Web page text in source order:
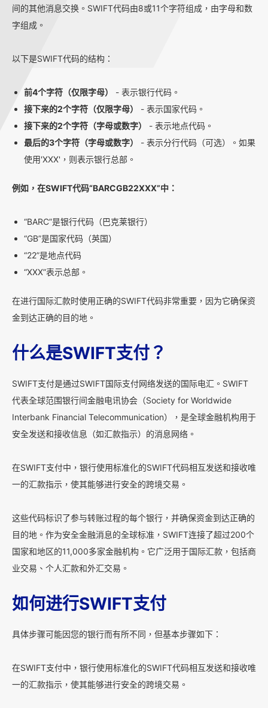
间的其他消息交换。SWIFT代码由8或11个字符组成，由字母和数
字组成。
以下是SWIFT代码的结构：
前4个字符（仅限字母）
- 表示银行代码。
接下来的2个字符（仅限字母）
- 表示国家代码。
接下来的2个字符（字母或数字）
- 表示地点代码。
最后的3个字符（字母或数字）
- 表示分行代码（可选）。如果
使用'XXX'，则表示银行总部。
例如，在SWIFT代码“BARCGB22XXX”中：
“BARC”是银行代码（巴克莱银行）
“GB”是国家代码（英国）
“22”是地点代码
“XXX”表示总部。
在进行国际汇款时使用正确的SWIFT代码非常重要，因为它确保资
金到达正确的目的地。
什么是SWIFT支付？
SWIFT支付是通过SWIFT国际支付网络发送的国际电汇。SWIFT
代表全球范围银行间金融电讯协会（Society for Worldwide
Interbank Financial Telecommunication），是全球金融机构用于
安全发送和接收信息（如汇款指示）的消息网络。
在SWIFT支付中，银行使用标准化的SWIFT代码相互发送和接收唯
一的汇款指示，使其能够进行安全的跨境交易。
这些代码标识了参与转账过程的每个银行，并确保资金到达正确的
目的地。作为安全金融消息的全球标准，SWIFT连接了超过200个
国家和地区的11,000多家金融机构。它广泛用于国际汇款，包括商
业交易、个人汇款和外汇交易。
如何进行SWIFT支付
具体步骤可能因您的银行而有所不同，但基本步骤如下：
在SWIFT支付中，银行使用标准化的SWIFT代码相互发送和接收唯
一的汇款指示，使其能够进行安全的跨境交易。